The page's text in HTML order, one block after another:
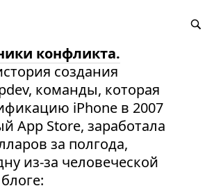
конфликта.
создания
команды, которая
iPhone в 2007
App Store, заработала
за полгода,
из-за человеческой